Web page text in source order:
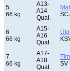
5
66 kg
A13-
A14
Qual.
6
66 kg
A15-
A16
Qual.
7
66 kg
A17-
A18
Qual.
SV